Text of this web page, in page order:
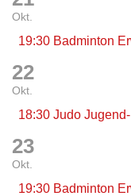
Okt.
19:30 Badminton
22
Okt.
18:30 Judo
23
Okt.
19:30 Badminton